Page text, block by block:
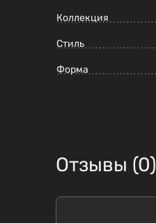
Коллекция
Стиль
Форма
Отзывы (0)